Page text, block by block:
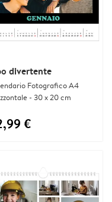
divertente
Fotografico A4
- 30 x 20 cm
€